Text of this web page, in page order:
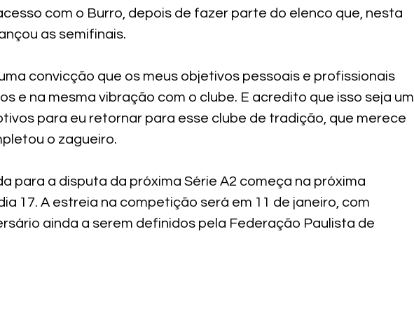
com o Burro, depois de fazer parte do elenco que, nesta
as semifinais.
convicção que os meus objetivos pessoais e profissionais
e na mesma vibração com o clube. E acredito que isso seja um
para eu retornar para esse clube de tradição, que merece
o zagueiro.
para a disputa da próxima Série A2 começa na próxima
17. A estreia na competição será em 11 de janeiro, com
ainda a serem definidos pela Federação Paulista de